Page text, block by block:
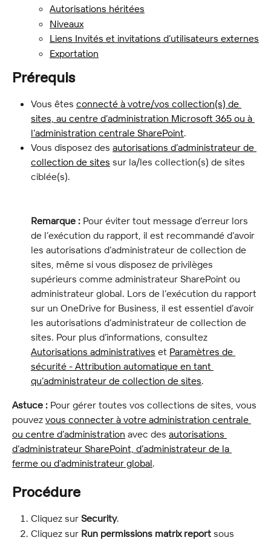
Autorisations héritées
Niveaux
Liens Invités et invitations d’utilisateurs externes
Exportation
Prérequis
Vous êtes connecté à votre/vos collection(s) de
sites, au centre d’administration Microsoft 365 ou à
l’administration centrale SharePoint.
Vous disposez des autorisations d’administrateur de
collection de sites sur la/les collection(s) de sites
ciblée(s).
Remarque : Pour éviter tout message d’erreur lors
de l’exécution du rapport, il est recommandé d’avoir
les autorisations d’administrateur de collection de
sites, même si vous disposez de privilèges
supérieurs comme administrateur SharePoint ou
administrateur global. Lors de l’exécution du rapport
sur un OneDrive for Business, il est essentiel d’avoir
les autorisations d’administrateur de collection de
sites. Pour plus d’informations, consultez
Autorisations administratives et Paramètres de
sécurité - Attribution automatique en tant
qu’administrateur de collection de sites.
Astuce : Pour gérer toutes vos collections de sites, vous
pouvez vous connecter à votre administration centrale
ou centre d’administration avec des autorisations
d’administrateur SharePoint, d’administrateur de la
ferme ou d’administrateur global.
Procédure
Cliquez sur Security.
Cliquez sur Run permissions matrix report sous